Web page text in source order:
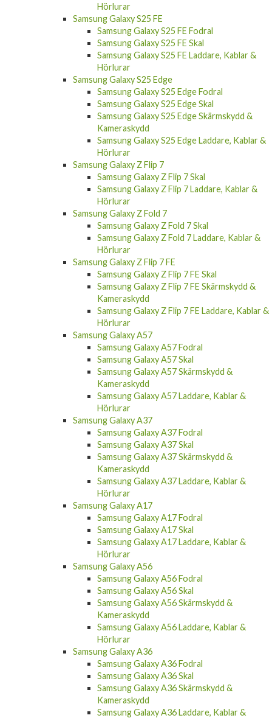
Samsung Galaxy S25 FE
Samsung Galaxy S25 FE Fodral
Samsung Galaxy S25 FE Skal
Samsung Galaxy S25 FE Laddare, Kablar &
Hörlurar
Samsung Galaxy S25 Edge
Samsung Galaxy S25 Edge Fodral
Samsung Galaxy S25 Edge Skal
Samsung Galaxy S25 Edge Skärmskydd &
Kameraskydd
Samsung Galaxy S25 Edge Laddare, Kablar &
Hörlurar
Samsung Galaxy Z Flip 7
Samsung Galaxy Z Flip 7 Skal
Samsung Galaxy Z Flip 7 Laddare, Kablar &
Hörlurar
Samsung Galaxy Z Fold 7
Samsung Galaxy Z Fold 7 Skal
Samsung Galaxy Z Fold 7 Laddare, Kablar &
Hörlurar
Samsung Galaxy Z Flip 7 FE
Samsung Galaxy Z Flip 7 FE Skal
Samsung Galaxy Z Flip 7 FE Skärmskydd &
Kameraskydd
Samsung Galaxy Z Flip 7 FE Laddare, Kablar &
Hörlurar
Samsung Galaxy A57
Samsung Galaxy A57 Fodral
Samsung Galaxy A57 Skal
Samsung Galaxy A57 Skärmskydd &
Kameraskydd
Samsung Galaxy A57 Laddare, Kablar &
Hörlurar
Samsung Galaxy A37
Samsung Galaxy A37 Fodral
Samsung Galaxy A37 Skal
Samsung Galaxy A37 Skärmskydd &
Kameraskydd
Samsung Galaxy A37 Laddare, Kablar &
Hörlurar
Samsung Galaxy A17
Samsung Galaxy A17 Fodral
Samsung Galaxy A17 Skal
Samsung Galaxy A17 Laddare, Kablar &
Hörlurar
Samsung Galaxy A56
Samsung Galaxy A56 Fodral
Samsung Galaxy A56 Skal
Samsung Galaxy A56 Skärmskydd &
Kameraskydd
Samsung Galaxy A56 Laddare, Kablar &
Hörlurar
Samsung Galaxy A36
Samsung Galaxy A36 Fodral
Samsung Galaxy A36 Skal
Samsung Galaxy A36 Skärmskydd &
Kameraskydd
Samsung Galaxy A36 Laddare, Kablar &
Hörlurar